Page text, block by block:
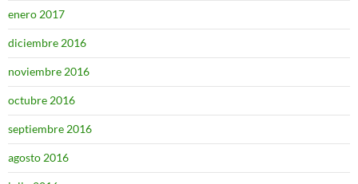
enero 2017
diciembre 2016
noviembre 2016
octubre 2016
septiembre 2016
agosto 2016